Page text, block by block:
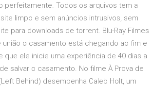
perfeitamente. Todos os arquivos tem a
limpo e sem anúncios intrusivos, sem
para downloads de torrent. Blu-Ray Filmes
o casamento está chegando ao fim e
ele inicie uma experiência de 40 dias a
salvar o casamento. No filme À Prova de
Behind) desempenha Caleb Holt, um